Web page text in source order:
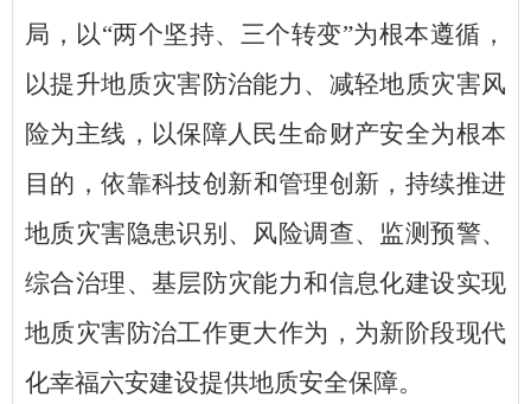
局，以“两个坚持、三个转变”为根本遵循，
以提升地质灾害防治能力、减轻地质灾害风
险为主线，以保障人民生命财产安全为根本
目的，依靠科技创新和管理创新，持续推进
地质灾害隐患识别、风险调查、监测预警、
综合治理、基层防灾能力和信息化建设实现
地质灾害防治工作更大作为，为新阶段现代
化幸福六安建设提供地质安全保障。